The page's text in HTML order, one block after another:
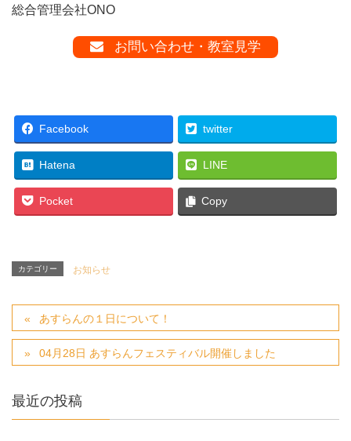
総合管理会社ONO
お問い合わせ・教室見学
Facebook twitter
Hatena LINE
Pocket Copy
カテゴリー お知らせ
あすらんの１日について！
04月28日 あすらんフェスティバル開催しました
最近の投稿